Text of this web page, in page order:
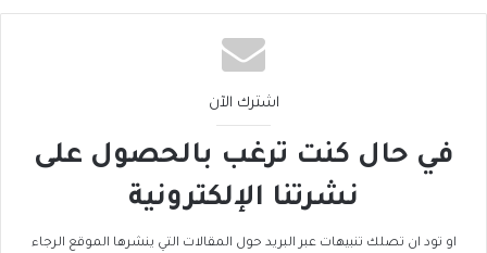
اشترك الآن
في حال كنت ترغب بالحصول على
نشرتنا الإلكترونية
او تود ان تصلك تنبيهات عبر البريد حول المقالات التي ينشرها الموقع الرجاء